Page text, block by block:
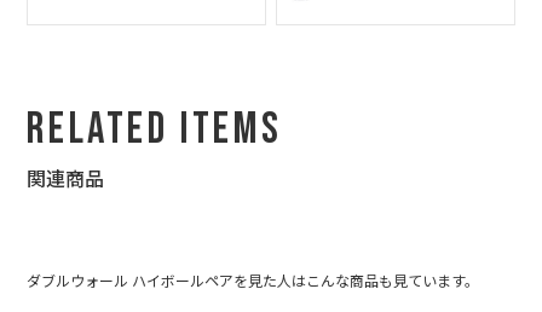
Related Items
関連商品
ダブルウォール ハイボールペアを見た人はこんな商品も見ています。